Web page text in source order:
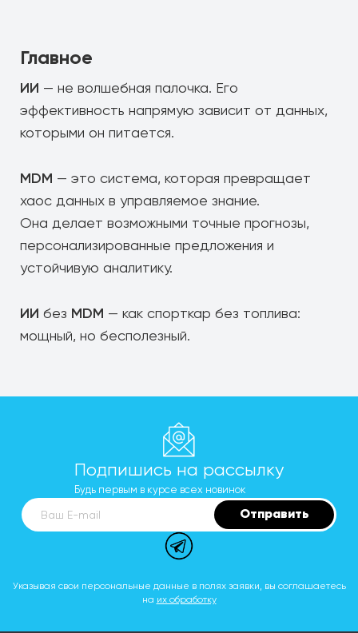
Главное
ИИ — не волшебная палочка. Его
эффективность напрямую зависит от данных,
которыми он питается.
MDM — это система, которая превращает
хаос данных в управляемое знание.
Она делает возможными точные прогнозы,
персонализированные предложения и
устойчивую аналитику.
ИИбез MDM — как спорткар без топлива:
мощный, но бесполезный.
Подпишись на рассылку
Будь первым в курсе всех новинок
Ваш E-mail Отправить
Указывая свои персональные данные в полях заявки, вы соглашаетесь
на их обработку